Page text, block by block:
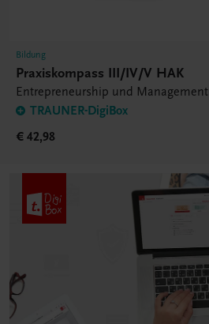
Bildung
Praxiskompass III/IV/V HAK
Entrepreneurship und Management
TRAUNER-DigiBox
€ 42,98